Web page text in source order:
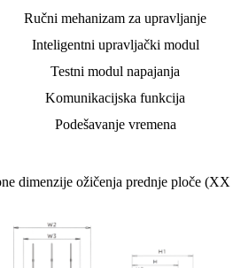
Ručni mehanizam za upravljanje
Inteligentni upravljački modul
Testni modul napajanja
Komunikacijska funkcija
Podešavanje vremena
dimenzije ožičenja prednje ploče